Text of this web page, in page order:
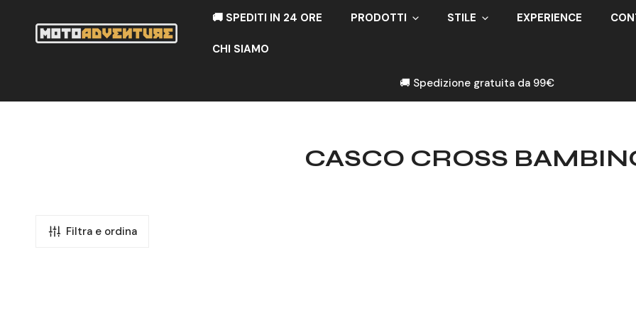
🚚 SPEDITI IN 24 ORE PRODOTTI STILE EXPERIENCE
CHI SIAMO
🚚 Spedizione gratuita da 99€
C
CASCO CROSS
Filtra e ordina